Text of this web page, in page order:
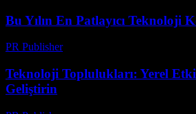
Bu Yılın En Patlayıcı Teknoloji
PR Publisher-
Teknoloji Toplulukları: Yerel
Geliştirin